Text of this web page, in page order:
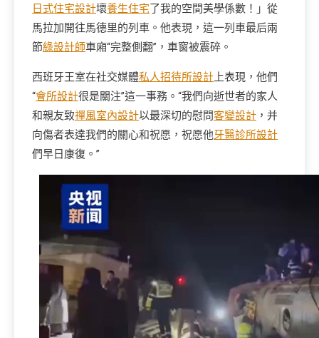
日式住宅設計壞養生住宅了我的空間美學係數！」從
馬拉加開往馬德里的列車。他表現，這一列車最后兩
節綠設計師車廂“完整側翻”，車窗被震碎。
西班牙王室在社交媒體私人招待所設計 上表現，他們
“會所設計很是關注”這一事務。“我們向逝世者的家人
和親友致禪風室內設計以最深切的慰問客變設計 ，并
向傷者表達我們的關心和祝愿，祝愿他牙醫診所設計
們早日康復。”